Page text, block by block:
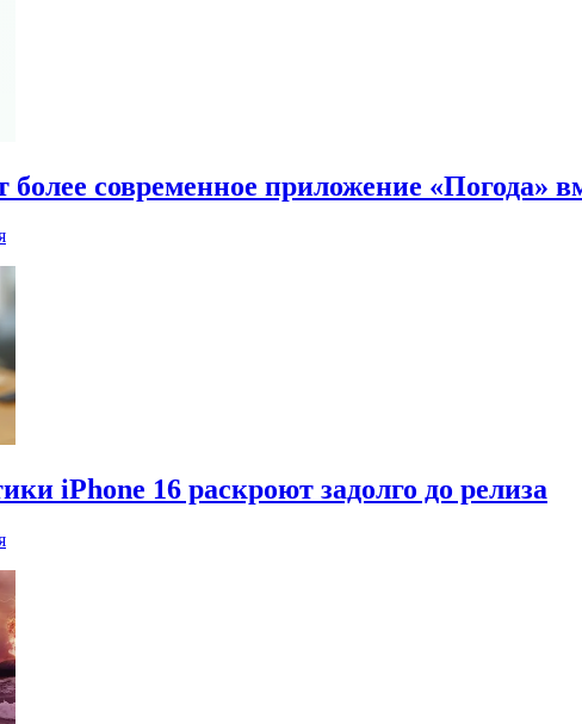
более современное приложение «Погода»
iPhone 16 раскроют задолго до релиза